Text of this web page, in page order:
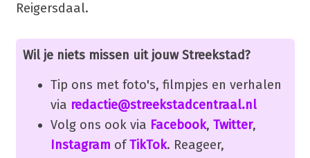
Reigersdaal.
Wil je niets missen uit jouw Streekstad?
Tip ons met foto's, filmpjes en verhalen
via redactie@streekstadcentraal.nl
Volg ons ook via Facebook, Twitter,
Instagram ofTikTok. Reageer,